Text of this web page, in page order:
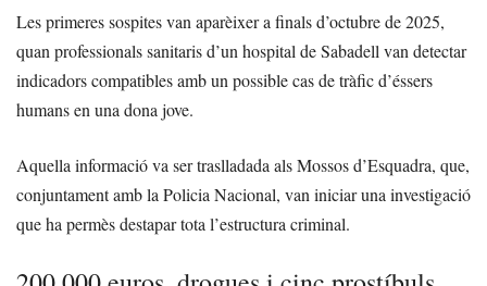
Les primeres sospites van aparèixer a finals d’octubre de 2025,
quan professionals sanitaris d’un hospital de Sabadell van detectar
indicadors compatibles amb un possible cas de tràfic d’éssers
humans en una dona jove.
Aquella informació va ser traslladada als Mossos d’Esquadra, que,
conjuntament amb la Policia Nacional, van iniciar una investigació
que ha permès destapar tota l’estructura criminal.